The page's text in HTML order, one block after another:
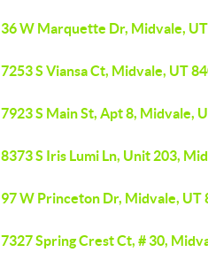
36 W Marquette Dr, Midvale,
7253 S Viansa Ct, Midvale, UT
7923 S Main St, Apt 8, Midvale,
8373 S Iris Lumi Ln, Unit 203,
97 W Princeton Dr, Midvale, UT
7327 Spring Crest Ct, # 30,